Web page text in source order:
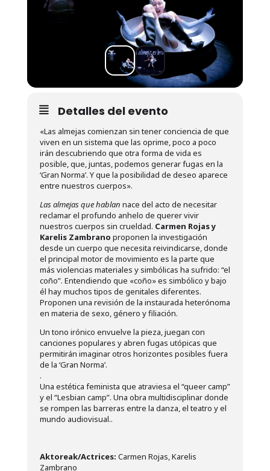
Detalles del evento
«Las almejas comienzan sin tener conciencia de que
viven en un sistema que las oprime, poco a poco
irán descubriendo que otra forma de vida es
posible, que, juntas, podemos generar fugas en la
‘Gran Norma’. Y que la posibilidad de deseo aparece
entre nuestros cuerpos».
Las almejas que hablan nace del acto de necesitar
reclamar el profundo anhelo de querer vivir
nuestros cuerpos sin crueldad. Carmen Rojas y
Karelis Zambrano proponen la investigación
desde un cuerpo que necesita reivindicarse, donde
el principal motor de movimiento es la parte que
más violencias materiales y simbólicas ha sufrido: “el
coño”. Entendiendo que «coño» es simbólico y bajo
él hay muchos tipos de genitales diferentes.
Proponen una revisión de la instaurada heterónoma
en materia de sexo, género y filiación.
Un tono irónico envuelve la pieza, juegan con
canciones populares y abren fugas utópicas que
permitirán imaginar otros horizontes posibles fuera
de la ‘Gran Norma’.
.
Una estética feminista que atraviesa el “queer camp”
y el “Lesbian camp”. Una obra multidisciplinar donde
se rompen las barreras entre la danza, el teatro y el
mundo audiovisual..
Aktoreak/Actrices: Carmen Rojas, Karelis
Zambrano